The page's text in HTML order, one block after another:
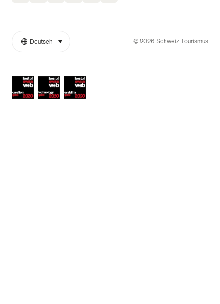
Auszeichnungen
Weitere
© 2026 Schweiz Tourismus
Sprache
Deutsch auswählen (klicken um anzuzeigen)